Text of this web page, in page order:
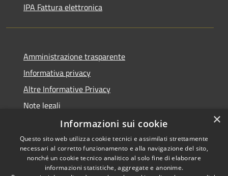
IPA Fattura elettronica
Amministrazione trasparente
Informativa privacy
Altre Informative Privacy
Note legali
Dichiarazione di accessibilità
RSS Copyright © 2026 • Comune di
×
Informazioni sui cookie
Questo sito web utilizza cookie tecnici e assimilati strettamente
necessari al corretto funzionamento e alla navigazione del sito,
nonché un cookie tecnico analitico al solo fine di elaborare
informazioni statistiche, aggregate e anonime.